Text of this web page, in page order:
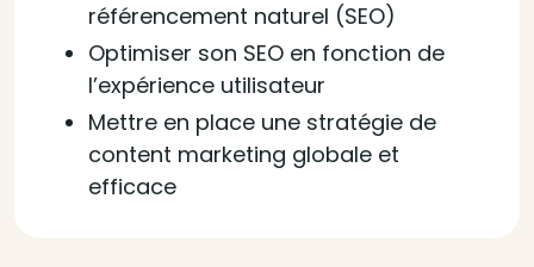
référencement naturel (SEO)
Optimiser son SEO en fonction de
l’expérience utilisateur
Mettre en place une stratégie de
content marketing globale et
efficace